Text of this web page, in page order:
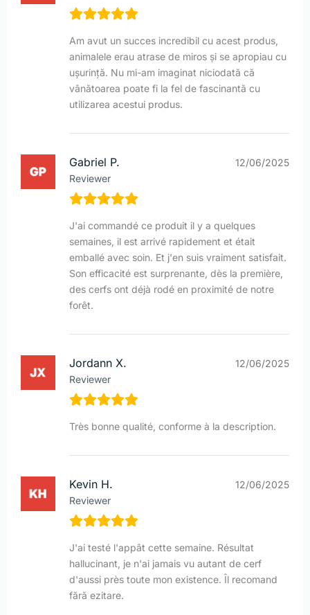
Am avut un succes incredibil cu acest produs,
animalele erau atrase de miros și se apropiau cu
ușurință. Nu mi-am imaginat niciodată că
vânătoarea poate fi la fel de fascinantă cu
utilizarea acestui produs.
Gabriel P.
Reviewer
12/06/2025
J'ai commandé ce produit il y a quelques
semaines, il est arrivé rapidement et était
emballé avec soin. Et j'en suis vraiment satisfait.
Son efficacité est surprenante, dès la première,
des cerfs ont déjà rodé en proximité de notre
forêt.
Jordann X.
Reviewer
12/06/2025
Très bonne qualité, conforme à la description.
Kevin H.
Reviewer
12/06/2025
J'ai testé l'appât cette semaine. Résultat
hallucinant, je n'ai jamais vu autant de cerf
d'aussi près toute mon existence. Îl recomand
fără ezitare.